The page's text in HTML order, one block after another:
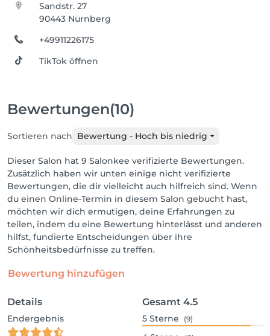
Sandstr. 27
90443 Nürnberg
+49911226175
TikTok öffnen
Bewertungen(10)
Sortieren nach Bewertung - Hoch bis niedrig
Dieser Salon hat 9 Salonkee verifizierte Bewertungen.
Zusätzlich haben wir unten einige nicht verifizierte
Bewertungen, die dir vielleicht auch hilfreich sind. Wenn
du einen Online-Termin in diesem Salon gebucht hast,
möchten wir dich ermutigen, deine Erfahrungen zu
teilen, indem du eine Bewertung hinterlässt und anderen
hilfst, fundierte Entscheidungen über ihre
Schönheitsbedürfnisse zu treffen.
Bewertung hinzufügen
Details
Endergebnis
Gesamt 4.5
5 Sterne (9)